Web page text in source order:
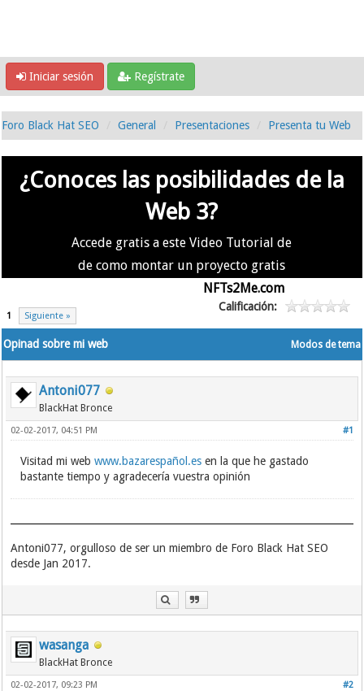
Iniciar sesión Regístrate
Foro Black Hat SEO General Presentaciones Presenta tu Web
¿Conoces las posibilidades de la
Web 3?
Accede gratis a este Video Tutorial de
de como montar un proyecto gratis
NFTs2Me.com
1 Siguiente »
Calificación:
Modos de tema
Opinad sobre mi web
Antoni077
BlackHat Bronce
#1
02-02-2017, 04:51 PM
Visitad mi webwww.bazarespañol.es en la que he gastado
bastante tiempo y agradecería vuestra opinión
Antoni077, orgulloso de ser un miembro de Foro Black Hat SEO
desde Jan 2017.
wasanga
BlackHat Bronce
#2
02-02-2017, 09:23 PM